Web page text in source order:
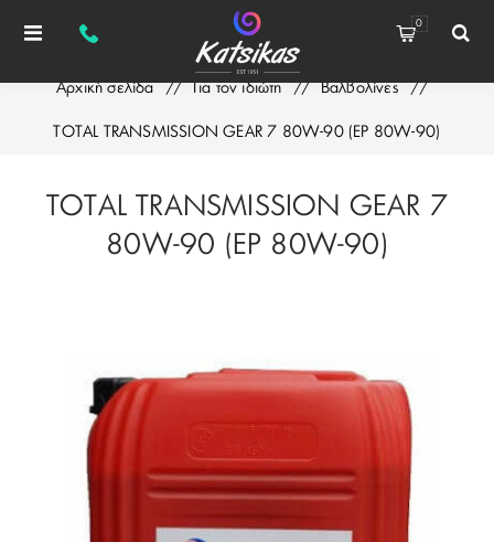
0
Αρχική σελίδα / Για τον ιδιώτη / Βαλβολίνες /
TOTAL TRANSMISSION GEAR 7 80W-90 (EP 80W-90)
TOTAL TRANSMISSION GEAR 7
80W-90 (EP 80W-90)